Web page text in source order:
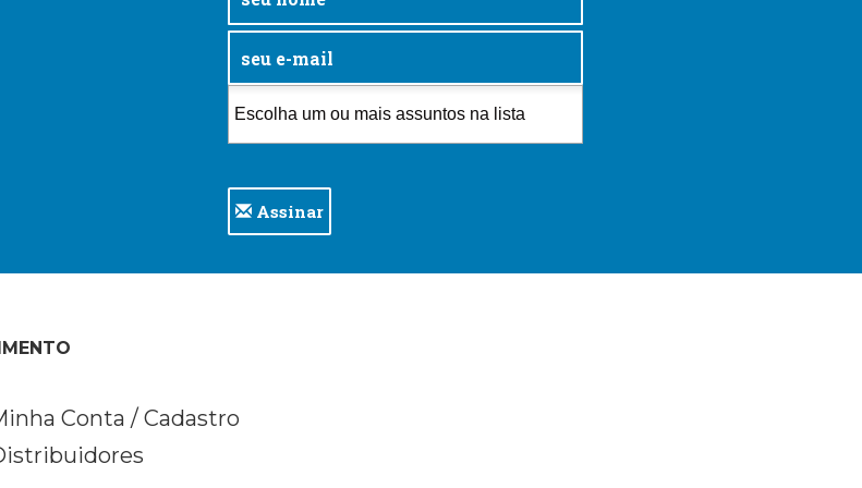
Assinar
Conta / Cadastro